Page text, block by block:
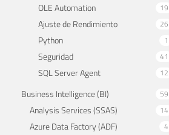
OLE Automation 19
Ajuste de Rendimiento 26
Python 1
Seguridad 41
SQL Server Agent 12
Business Intelligence (BI) 59
Analysis Services (SSAS) 14
Azure Data Factory (ADF) 4